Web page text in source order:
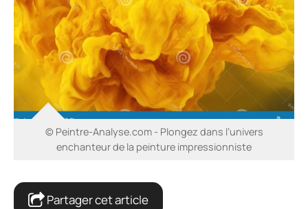
© Peintre-Analyse.com - Plongez dans l’univers
enchanteur de la peinture impressionniste
Partager cet article